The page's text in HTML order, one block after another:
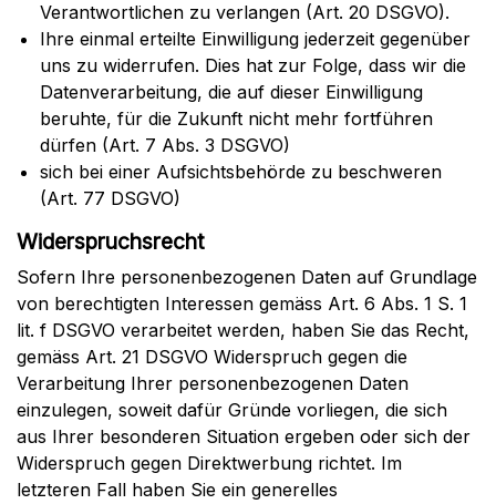
Verantwortlichen zu verlangen (Art. 20 DSGVO).
Ihre einmal erteilte Einwilligung jederzeit gegenüber
uns zu widerrufen. Dies hat zur Folge, dass wir die
Datenverarbeitung, die auf dieser Einwilligung
beruhte, für die Zukunft nicht mehr fortführen
dürfen (Art. 7 Abs. 3 DSGVO)
sich bei einer Aufsichtsbehörde zu beschweren
(Art. 77 DSGVO)
Widerspruchsrecht
Sofern Ihre personenbezogenen Daten auf Grundlage
von berechtigten Interessen gemäss Art. 6 Abs. 1 S. 1
lit. f DSGVO verarbeitet werden, haben Sie das Recht,
gemäss Art. 21 DSGVO Widerspruch gegen die
Verarbeitung Ihrer personenbezogenen Daten
einzulegen, soweit dafür Gründe vorliegen, die sich
aus Ihrer besonderen Situation ergeben oder sich der
Widerspruch gegen Direktwerbung richtet. Im
letzteren Fall haben Sie ein generelles